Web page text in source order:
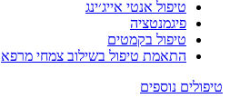
טיפול אנטי אייג׳ינג
פיגמנטציה
טיפול בקמטים
התאמת טיפול בשילוב צמחי מרפא
טיפולים נוספים